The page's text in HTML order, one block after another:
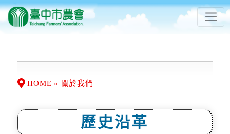
HOME » 關於我們
歷史沿革